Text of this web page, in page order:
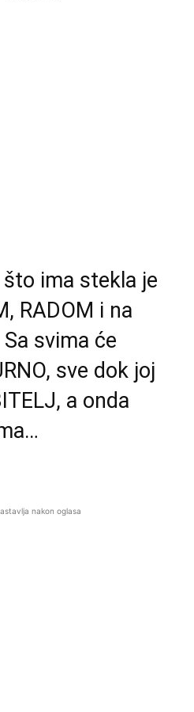
ima stekla je
RADOM i na
svima će
sve dok joj
a onda
nakon oglasa